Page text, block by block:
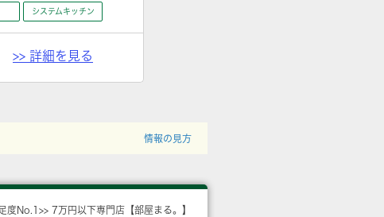
システムキッチン
>> 詳細を見る
情報の見方
度No.1>> 7万円以下専門店【部屋まる。】